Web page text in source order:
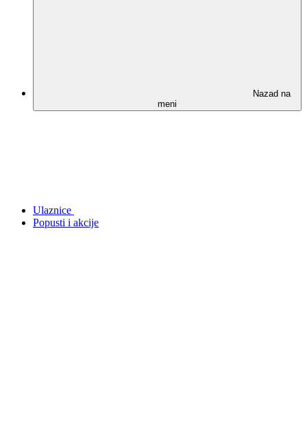
Nazad na
meni
Ulaznice
Popusti i akcije